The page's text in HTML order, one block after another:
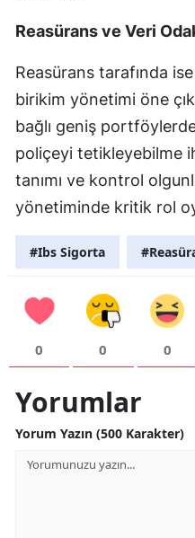
Reasürans ve Veri
Reasürans tarafında
birikim yönetimi öne
bağlı geniş
poliçeyi tetikleyebilme
tanımı ve kontrol
yönetiminde kritik rol
#Ibs Sigorta
0 0 0
Yorumlar
Yorum Yazın (500 Karakter)